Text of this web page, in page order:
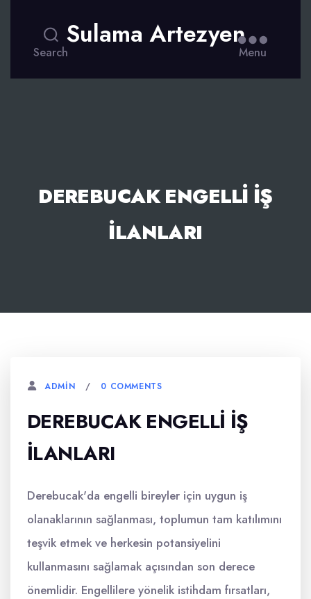
Search
Sulama Artezyen
Menu
DEREBUCAK ENGELLI İŞ
İLANLARI
ADMIN 0 COMMENTS
DEREBUCAK ENGELLI İŞ
İLANLARI
Derebucak'da engelli bireyler için uygun iş
olanaklarının sağlanması, toplumun tam katılımını
teşvik etmek ve herkesin potansiyelini
kullanmasını sağlamak açısından son derece
önemlidir. Engellilere yönelik istihdam fırsatları,